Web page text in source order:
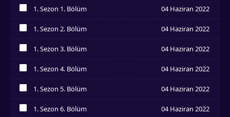
Asyadiziizle.com adresinde!
1. Sezon 1. Bölüm 04 Haziran 2022
1. Sezon 2. Bölüm 04 Haziran 2022
1. Sezon 3. Bölüm 04 Haziran 2022
1. Sezon 4. Bölüm 04 Haziran 2022
1. Sezon 5. Bölüm 04 Haziran 2022
1. Sezon 6. Bölüm 04 Haziran 2022